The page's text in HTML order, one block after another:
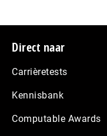
Footer
Direct naar
Carrièretests
Kennisbank
Computable Awards